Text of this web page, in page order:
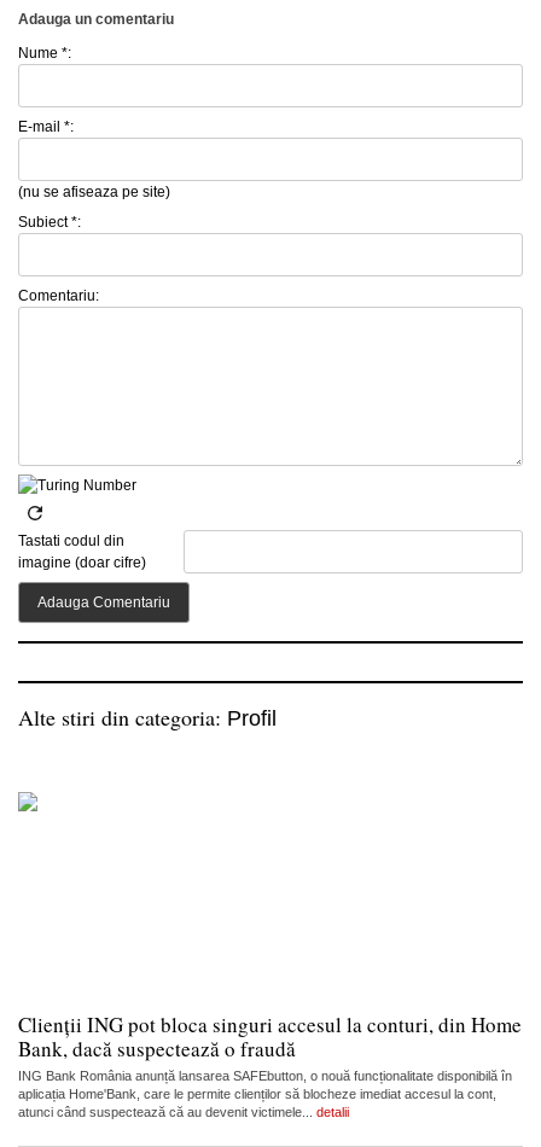
Adauga un comentariu
Nume *:
E-mail *:
(nu se afiseaza pe site)
Subiect *:
Comentariu:
Tastati codul din
imagine (doar cifre)
Alte stiri din categoria: Profil
Clienții ING pot bloca singuri accesul la conturi, din Home
Bank, dacă suspectează o fraudă
ING Bank România anunță lansarea SAFEbutton, o nouă funcționalitate disponibilă în
aplicația Home'Bank, care le permite clienților să blocheze imediat accesul la cont,
atunci când suspectează că au devenit victimele... detalii